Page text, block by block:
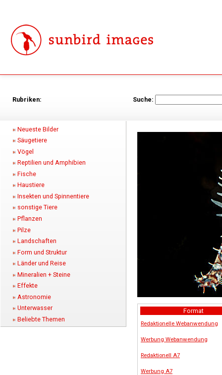
Rubriken: Suche:
Neueste Bilder
Säugetiere
Vögel
Reptilien und Amphibien
Fische
Haustiere
Insekten und Spinnentiere
sonstige Tiere
Pflanzen
Pilze
Landschaften
Form und Struktur
Länder und Reise
Mineralien + Steine
Effekte
Astronomie
Unterwasser
Beliebte Themen
Format
Redaktionelle Webanwendung
Werbung Webanwendung
Redaktionell A7
Werbung A7